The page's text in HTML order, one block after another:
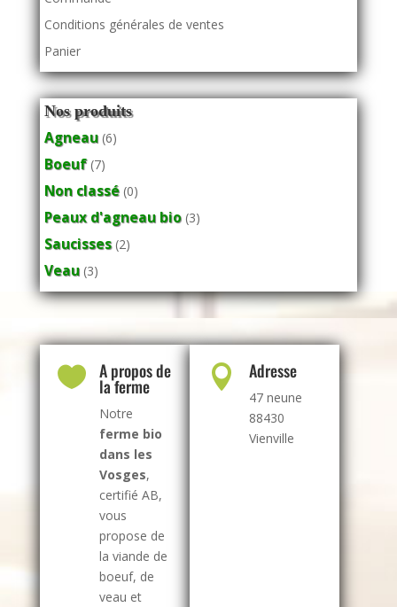
Conditions générales de ventes
Panier
Nos produits
Agneau (6)
Boeuf (7)
Non classé (0)
Peaux d'agneau bio (3)
Saucisses (2)
Veau (3)
 A propos de
la ferme
Notre
ferme bio
dans les
Vosges,
certifié AB,
vous
propose de
la viande de
boeuf, de
veau et
 Adresse
47 neune
88430
Vienville